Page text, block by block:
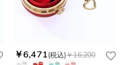
￥6,471(税込)￥16,200